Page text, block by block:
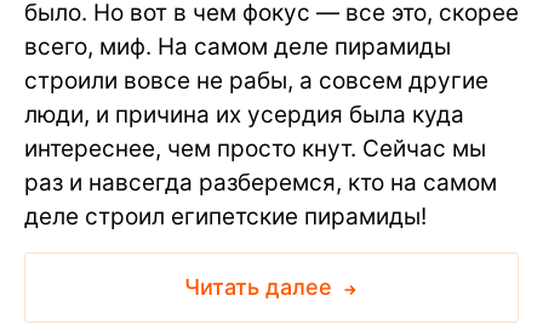
было. Но вот в чем фокус — все это, скорее
всего, миф. На самом деле пирамиды
строили вовсе не рабы, а совсем другие
люди, и причина их усердия была куда
интереснее, чем просто кнут. Сейчас мы
раз и навсегда разберемся, кто на самом
деле строил египетские пирамиды!
Читать далее